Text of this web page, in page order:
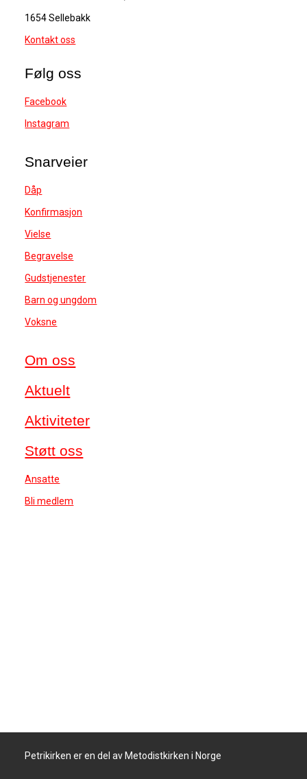
1654 Sellebakk
Kontakt oss
Følg oss
Facebook
Instagram
Snarveier
Dåp
Konfirmasjon
Vielse
Begravelse
Gudstjenester
Barn og ungdom
Voksne
Om oss
Aktuelt
Aktiviteter
Støtt oss
Ansatte
Bli medlem
Petrikirken er en del av Metodistkirken i Norge